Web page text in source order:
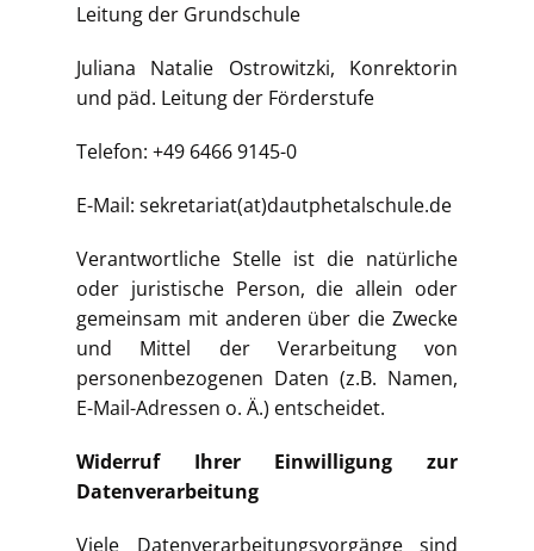
Leitung der Grundschule
Juliana Natalie Ostrowitzki, Konrektorin
und päd. Leitung der Förderstufe
Telefon: +49 6466 9145-0
E-Mail: sekretariat(at)dautphetalschule.de
Verantwortliche Stelle ist die natürliche
oder juristische Person, die allein oder
gemeinsam mit anderen über die Zwecke
und Mittel der Verarbeitung von
personenbezogenen Daten (z.B. Namen,
E-Mail-Adressen o. Ä.) entscheidet.
Widerruf Ihrer Einwilligung zur
Datenverarbeitung
Viele Datenverarbeitungsvorgänge sind